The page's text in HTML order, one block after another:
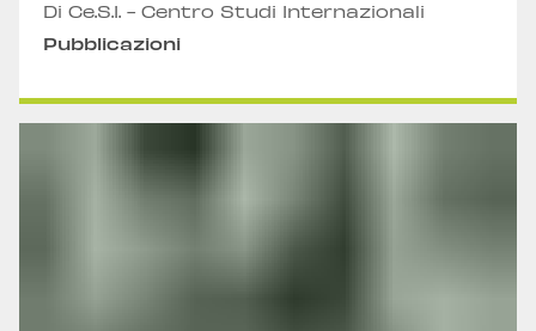
Di Ce.S.I. - Centro Studi Internazionali
Pubblicazioni